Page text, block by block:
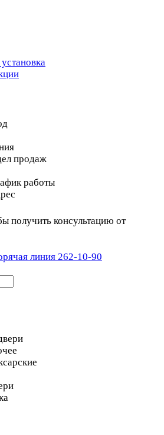
продаж
работы
получить консультацию от
линия 262-10-90